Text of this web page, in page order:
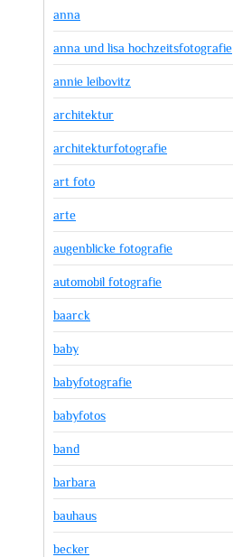
anna
anna und lisa hochzeitsfotografie
annie leibovitz
architektur
architekturfotografie
art foto
arte
augenblicke fotografie
automobil fotografie
baarck
baby
babyfotografie
babyfotos
band
barbara
bauhaus
becker